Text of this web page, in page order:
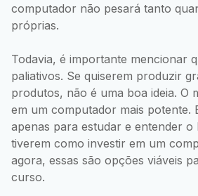
computador não pesará tanto
próprias.
Todavia, é importante mencionar
paliativos. Se quiserem produzir
produtos, não é uma boa ideia. O
em um computador mais potente.
apenas para estudar e entender o
tiverem como investir em um
agora, essas são opções viáveis
curso.